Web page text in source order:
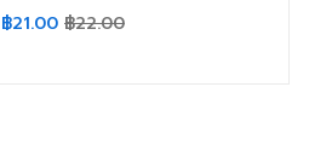
฿21.00 ฿22.00